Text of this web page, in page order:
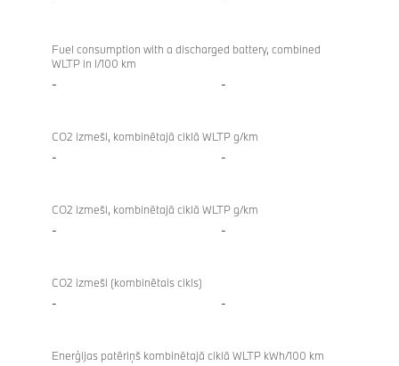
Fuel consumption with a discharged battery, combined
WLTP in l/100 km
- -
CO2 izmeši, kombinētajā ciklā WLTP g/km
- -
CO2 izmeši, kombinētajā ciklā WLTP g/km
- -
CO2 izmeši (kombinētais cikls)
- -
Enerģijas patēriņš kombinētajā ciklā WLTP kWh/100 km